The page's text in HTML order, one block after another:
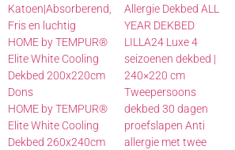
Katoen|Absorberend,
Fris en luchtig
HOME by TEMPUR®
Elite White Cooling
Dekbed 200x220cm
Dons
HOME by TEMPUR®
Elite White Cooling
Dekbed 260x240cm
Allergie Dekbed ALL
YEAR DEKBED
LILLA24 Luxe 4
seizoenen dekbed |
240×220 cm
Tweepersoons
dekbed 30 dagen
proefslapen Anti
allergie met twee